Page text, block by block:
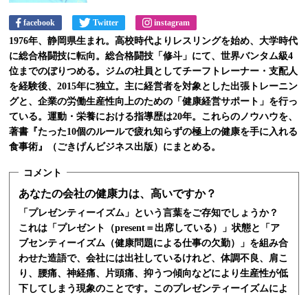
facebook Twitter instagram
1976年、静岡県生まれ。高校時代よりレスリングを始め、大学時代
に総合格闘技に転向。総合格闘技「修斗」にて、世界バンタム級4
位までのぼりつめる。ジムの社員としてチーフトレーナー・支配人
を経験後、2015年に独立。主に経営者を対象とした出張トレーニン
グと、企業の労働生産性向上のための「健康経営サポート」を行っ
ている。運動・栄養における指導歴は20年。これらのノウハウを、
著書『たった10個のルールで疲れ知らずの極上の健康を手に入れる
食事術』（ごきげんビジネス出版）にまとめる。
あなたの会社の健康力は、高いですか？
「プレゼンティーイズム」という言葉をご存知でしょうか？
これは「プレゼント（present＝出席している）」状態と「ア
ブセンティーイズム（健康問題による仕事の欠勤）」を組み合
わせた造語で、会社には出社しているけれど、体調不良、肩こ
り、腰痛、神経痛、片頭痛、抑うつ傾向などにより生産性が低
下してしまう現象のことです。このプレゼンティーイズムによ